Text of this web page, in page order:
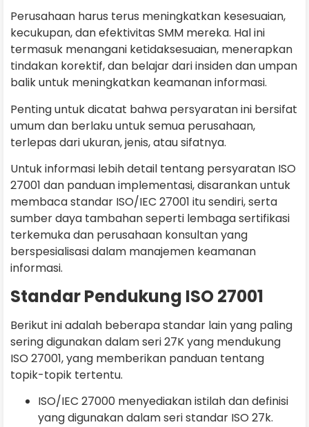
Perusahaan harus terus meningkatkan kesesuaian,
kecukupan, dan efektivitas SMM mereka. Hal ini
termasuk menangani ketidaksesuaian, menerapkan
tindakan korektif, dan belajar dari insiden dan umpan
balik untuk meningkatkan keamanan informasi.
Penting untuk dicatat bahwa persyaratan ini bersifat
umum dan berlaku untuk semua perusahaan,
terlepas dari ukuran, jenis, atau sifatnya.
Untuk informasi lebih detail tentang persyaratan ISO
27001 dan panduan implementasi, disarankan untuk
membaca standar ISO/IEC 27001 itu sendiri, serta
sumber daya tambahan seperti lembaga sertifikasi
terkemuka dan perusahaan konsultan yang
berspesialisasi dalam manajemen keamanan
informasi.
Standar Pendukung ISO 27001
Berikut ini adalah beberapa standar lain yang paling
sering digunakan dalam seri 27K yang mendukung
ISO 27001, yang memberikan panduan tentang
topik-topik tertentu.
ISO/IEC 27000 menyediakan istilah dan definisi
yang digunakan dalam seri standar ISO 27k.